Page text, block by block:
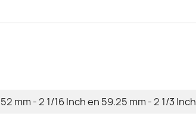
52 mm - 2 1/16 Inch en 59.25 mm - 2 1/3 Inch